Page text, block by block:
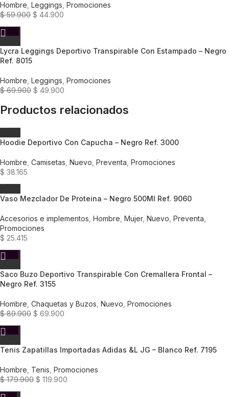
Hombre Leggings Promociones
$59.900 $ 44.900
-29%
Lycra Leggings Deportivo Transpirable Con Estampado – Negro
Ref. 8015
Hombre Leggings Promociones
$69.900 $ 49.900
Productos relacionados
Hoodie Deportivo Con Capucha – Negro Ref. 3000
Hombre Camisetas Nuevo Preventa Promociones
$ 38.165
Vaso Mezclador De Proteina – Negro 500Ml Ref. 9060
Accesorios e implementos Hombre Mujer, Nuevo Preventa
Promociones
$ 25.415
-22%
Saco Buzo Deportivo Transpirable Con Cremallera Frontal –
Negro Ref. 3155
Hombre Chaquetas y Buzos Nuevo Promociones
$89.900 $ 69.900
-33%
Tenis Zapatillas Importadas Adidas &L JG – Blanco Ref. 7195
Hombre Tenis Promociones
$179.900 $ 119.900